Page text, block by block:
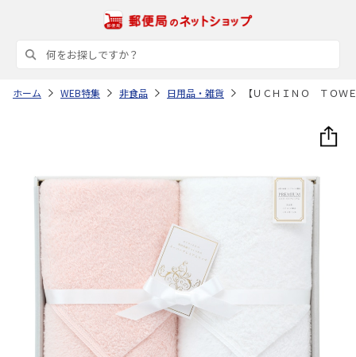
ホーム WEB特集 非食品 日用品・雑貨 【ＵＣＨＩＮＯ ＴＯＷ